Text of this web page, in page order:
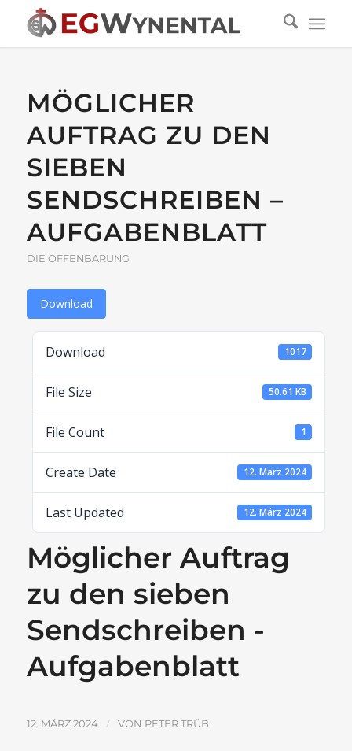
MÖGLICHER
AUFTRAG ZU DEN
SIEBEN
SENDSCHREIBEN –
AUFGABENBLATT
DIE OFFENBARUNG
Download
Download 1017
File Size 50.61 KB
File Count 1
Create Date 12. März 2024
Last Updated 12. März 2024
Möglicher Auftrag
zu den sieben
Sendschreiben -
Aufgabenblatt
12. MÄRZ 2024 / VON PETER TRÜB